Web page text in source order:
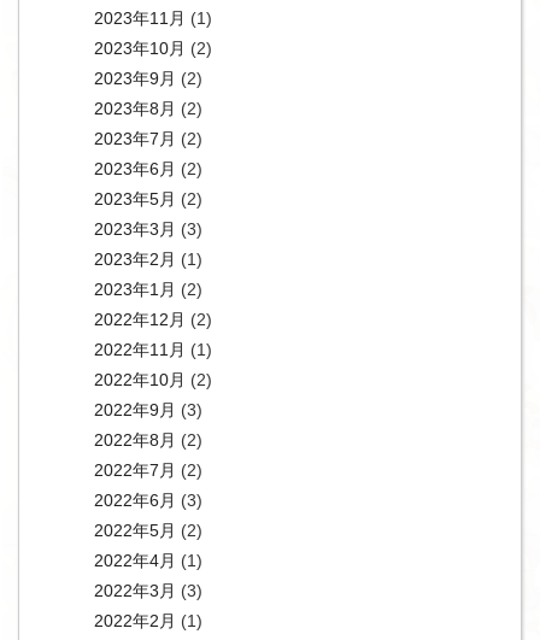
2023年11月 (1)
2023年10月 (2)
2023年9月 (2)
2023年8月 (2)
2023年7月 (2)
2023年6月 (2)
2023年5月 (2)
2023年3月 (3)
2023年2月 (1)
2023年1月 (2)
2022年12月 (2)
2022年11月 (1)
2022年10月 (2)
2022年9月 (3)
2022年8月 (2)
2022年7月 (2)
2022年6月 (3)
2022年5月 (2)
2022年4月 (1)
2022年3月 (3)
2022年2月 (1)